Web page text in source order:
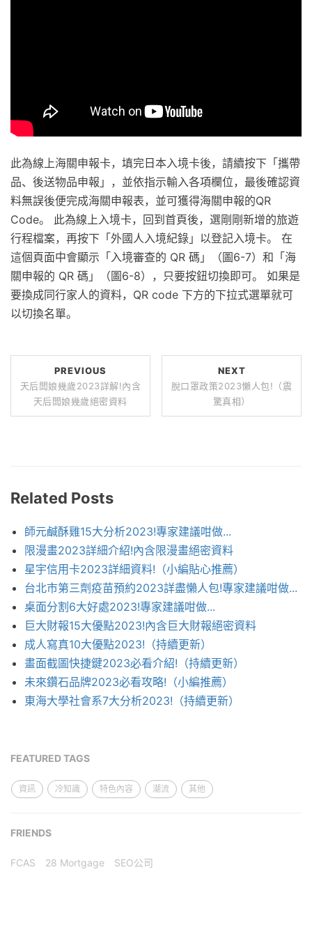
此為線上海關申報卡，填完日本入境卡後，請續按下「攜帶
品、後送物品申報」，並依指示輸入各項欄位，最後確認資
料無誤後便完成海關申報表，並可獲得海關申報的QR
Code。 此為線上入境卡，回到首頁後，選剛剛新增的旅遊
行程檔案，再按下「外國人入境紀錄」以登記入境卡。 在
這個頁面中會顯示「入境審查的 QR 碼」（圖6-7）和「海
關申報的 QR 碼」（圖6-8），只要按鈕切換即可。 如果是
要換成同行家人的資料，QR code 下方的下拉式選單就可
以切換名單。
PREVIOUS
天后闆娘幾歲2023詳解!內含
天后闆娘幾歲絕密資料
NEXT
脫口罩政策2023懶人包!（震
驚真相）
Related Posts
師元鹹酥雞15大分析2023!專家建議咁做...
限漫畫2023詳細介紹!內含限漫畫絕密資料
星宇信用卡2023詳細資料!（小編貼心推薦）
台北市第三劑疫苗預約2023詳盡懶人包!專家建議咁做...
桌面分割6大好處2023!專家建議咁做...
巨大財報15大優點2023!內含巨大財報絕密資料
成人寫真10大優點2023!（持續更新）
畫面截圖快捷鍵2023必看介紹!（持續更新）
未來鑽石品牌2023必看攻略!（小編推薦）
東海大學社會系7大分析2023!（持續更新）
FEATURED TAGS
資訊 冷知識 特色內容 潮流 其他
FRIENDS
FCAS 28 Mortgage SEO公司